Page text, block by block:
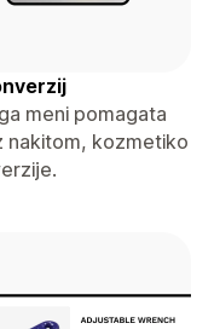
meni pomagata
nakitom, kozmetiko